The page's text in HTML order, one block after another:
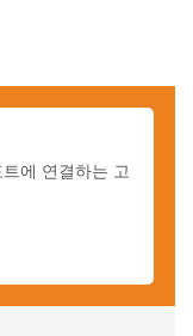
에 연결하는 고